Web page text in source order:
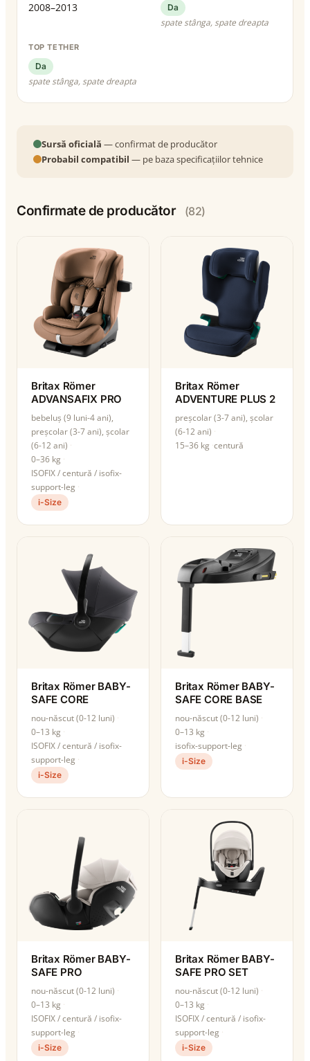
2008–2013 Da
spate stânga, spate dreapta
TOP TETHER
Da
spate stânga, spate dreapta
Sursă oficială — confirmat de producător
Probabil compatibil — pe baza specificațiilor tehnice
Confirmate de producător (82)
Britax Römer
ADVANSAFIX PRO
bebeluș (9 luni-4 ani),
preșcolar (3-7 ani), școlar
(6-12 ani)
0–36 kg
ISOFIX / centură / isofix-
support-leg
i-Size
Britax Römer
ADVENTURE PLUS 2
preșcolar (3-7 ani), școlar
(6-12 ani)
15–36 kg centură
Britax Römer BABY-
SAFE CORE
nou-născut (0-12 luni)
0–13 kg
ISOFIX / centură / isofix-
support-leg
i-Size
Britax Römer BABY-
SAFE CORE BASE
nou-născut (0-12 luni)
0–13 kg
isofix-support-leg
i-Size
Britax Römer BABY-
SAFE PRO
nou-născut (0-12 luni)
0–13 kg
ISOFIX / centură / isofix-
support-leg
i-Size
Britax Römer BABY-
SAFE PRO SET
nou-născut (0-12 luni)
0–13 kg
ISOFIX / centură / isofix-
support-leg
i-Size